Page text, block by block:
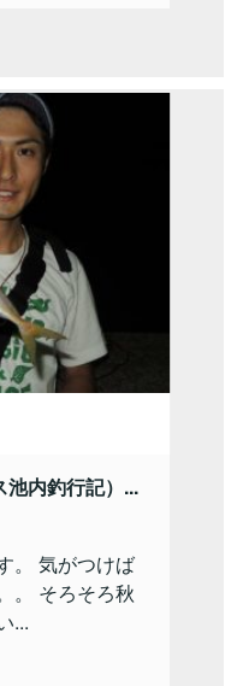
内釣行記）...
。 気がつけば
。 そろそろ秋
...